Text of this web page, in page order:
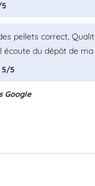
pellets correct,
écoute du dépôt de
5/5
Google